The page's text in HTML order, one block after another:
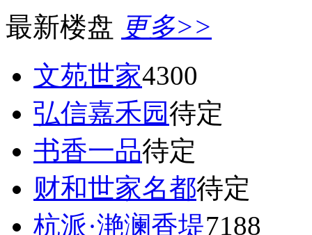
最新楼盘 更多>>
文苑世家4300
弘信嘉禾园待定
书香一品待定
财和世家名都待定
杭派·滟澜香堤7188